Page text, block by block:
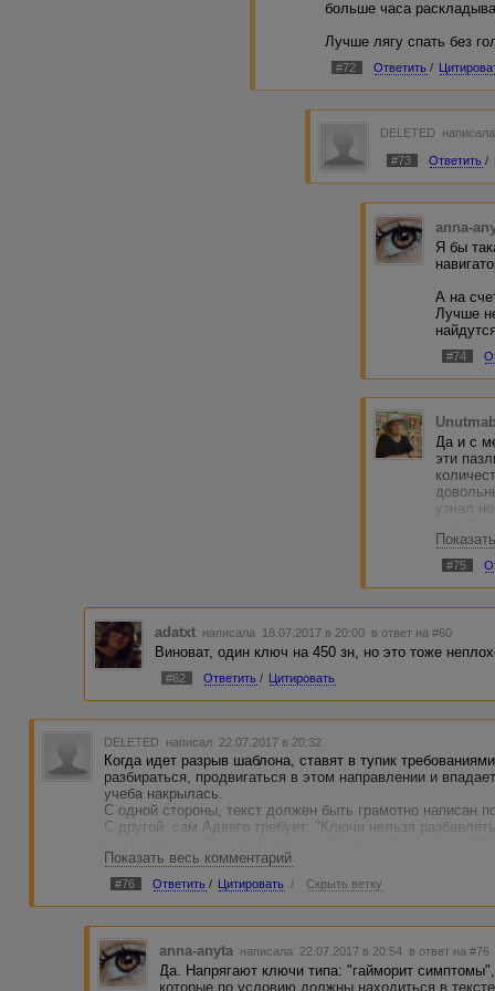
больше часа
Лучше лягу спать без
#72 Ответить /
DELETED
#73 Ответить /
anna-
Я бы
А на
Лучше
#74
Да и с
эти
узнал
быть
в три
работ
#75
adatxt написала 18.07.2017 в 20:00 в ответ на #60
Виноват, один ключ на 450 зн, но это тоже
#62 Ответить / Цитировать
DELETED написал 22.07.2017 в 20:32
Когда идет разрыв шаблона, ставят в тупик
разбираться, продвигаться в этом направлении и
учеба накрылась.
С одной стороны, текст должен быть грамотно написан
С другой, сам Адвего требует: "Ключи нельзя
"Качественные окна москва вам предложит в большом
"Вам поможет выбрать подходящий интерьер бани фото
Внутри себя не могу позволить так писать,
"правильно-требуется".
А поди потом докажи, что сделано с наилучшими
по правилам даже 1 грам. ошибка дает право отказать в
Сайты с таким текстом выглядят ужасно жульнически-
Показать весь комментарий
#76 Ответить / Цитировать / Скрыть ветку
anna-anyta написала 22.07.2017 в 20:54 в ответ на #76
Да. Напрягают ключи типа: "гайморит
которые по условию должны находиться в